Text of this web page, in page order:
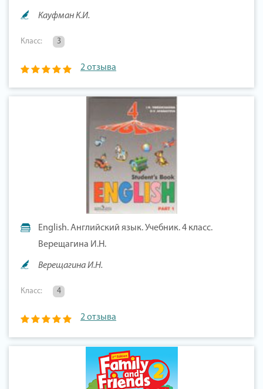
Кауфман К.И.
Класс: 3
2 отзыва
English. Английский язык. Учебник. 4 класс.
Верещагина И.Н.
Верещагина И.Н.
Класс: 4
2 отзыва